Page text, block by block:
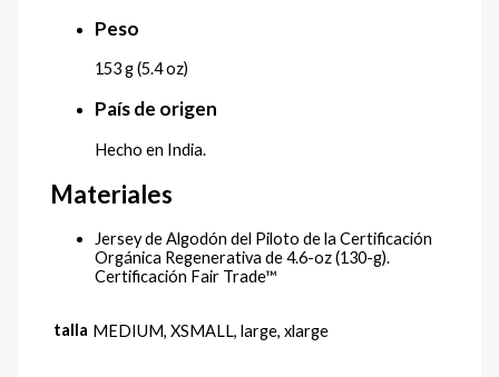
Peso
153 g (5.4 oz)
País de origen
Hecho en India.
Materiales
Jersey de Algodón del Piloto de la Certificación
Orgánica Regenerativa de 4.6-oz (130-g).
Certificación Fair Trade™
talla MEDIUM, XSMALL, large, xlarge